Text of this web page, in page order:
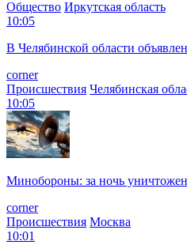
Общество Иркутская область
10:05
В Челябинской области
corner
Происшествия Челябинская
10:05
Минобороны: за ночь
corner
Происшествия Москва
10:01